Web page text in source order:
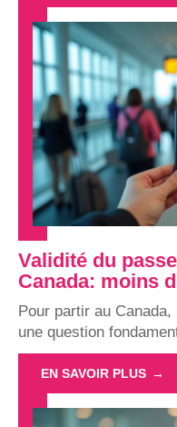
Validité du
Canada: moins
Pour partir au
une question
EN SAVOIR PLUS